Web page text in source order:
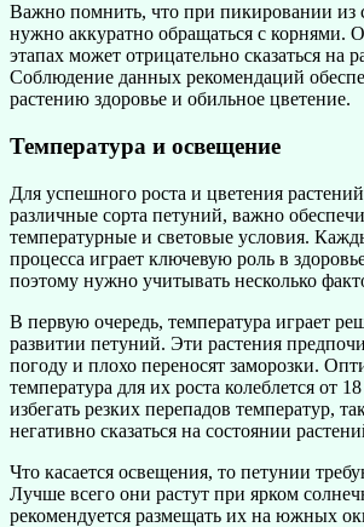
Важно помнить, что при пикировании из
нужно аккуратно обращаться с корнями.
этапах может отрицательно сказаться на
Соблюдение данных рекомендаций
растению здоровье и обильное цветение.
Температура и освещение
Для успешного роста и цветения
различные сорта петуний, важно
температурные и световые условия.
процесса играет ключевую роль в
поэтому нужно учитывать несколько
В первую очередь, температура играет
развитии петуний. Эти растения
погоду и плохо переносят заморозки.
температура для их роста колеблется от
избегать резких перепадов температур,
негативно сказаться на состоянии
Что касается освещения, то петунии
Лучше всего они растут при ярком
рекомендуется размещать их на южных